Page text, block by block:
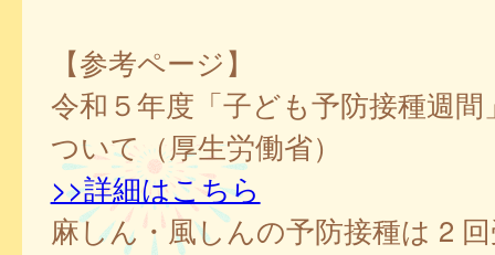
【参考ページ】
令和５年度「子ども予防接種週
ついて（厚生労働省）
>>詳細はこちら
麻しん・風しんの予防接種は 2